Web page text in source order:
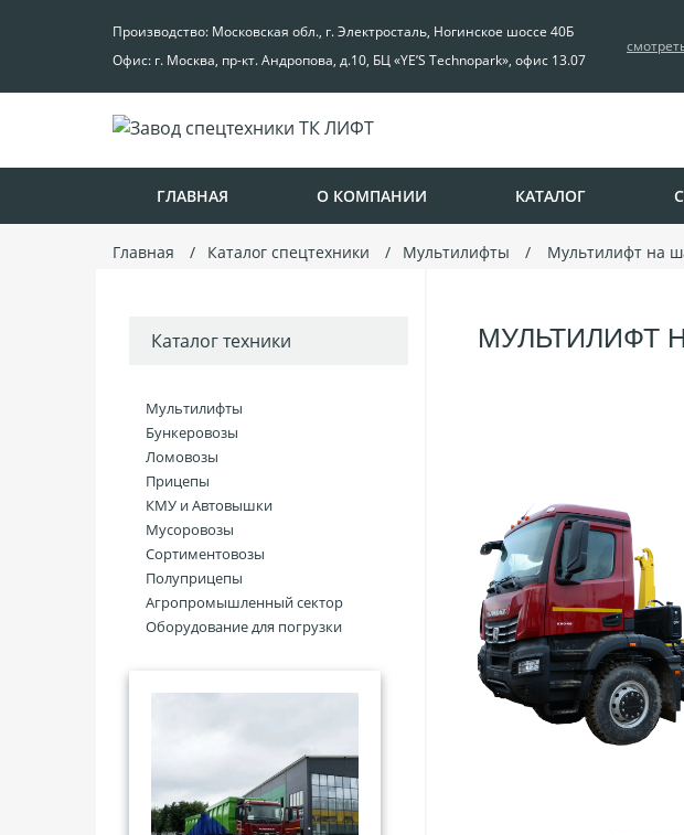
Производство: Московская обл., г. Электросталь, Ногинское шоссе 40Б
Офис: г. Москва, пр-кт. Андропова, д.10, БЦ «YE’S Technopark», офис 13.07
ГЛАВНАЯ О КОМПАНИИ КАТАЛОГ
Главная Каталог спецтехники Мультилифты Мультилифт на
Каталог техники
Мультилифты
Бункеровозы
Ломовозы
Прицепы
КМУ и Автовышки
Мусоровозы
Сортиментовозы
Полуприцепы
Агропромышленный сектор
Оборудование для погрузки
МУЛЬТИЛИФТ